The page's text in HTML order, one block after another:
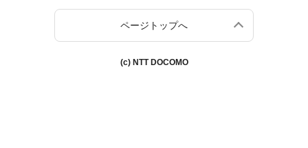
ページトップへ
(c) NTT DOCOMO